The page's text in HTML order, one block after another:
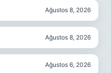
Ağustos 8, 2026
Ağustos 8, 2026
Ağustos 6, 2026